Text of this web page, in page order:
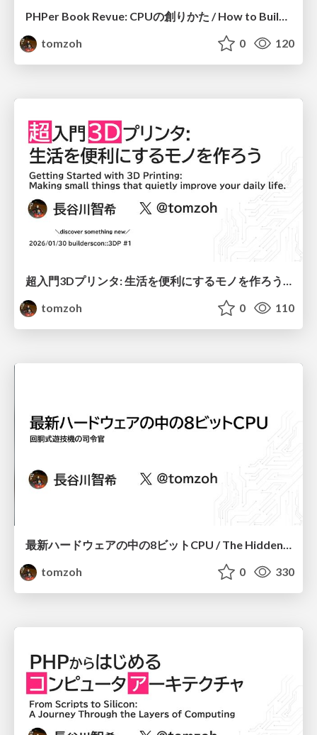
PHPer Book Revue: CPUの創りかた / How to Build a CPU
tomzoh
0 120
超入門3Dプリンタ: 生活を便利にするモノを作ろう / Getting Started with 3D Printing: Making small things that quietly improve your daily life.
tomzoh
0 110
最新ハードウェアの中の8ビットCPU / The Hidden Power of 8-Bit CPUs in Modern Hardware
tomzoh
0 330